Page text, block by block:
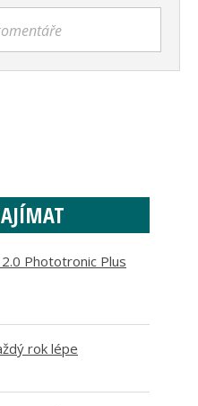
Phototronic Plus
rok lépe